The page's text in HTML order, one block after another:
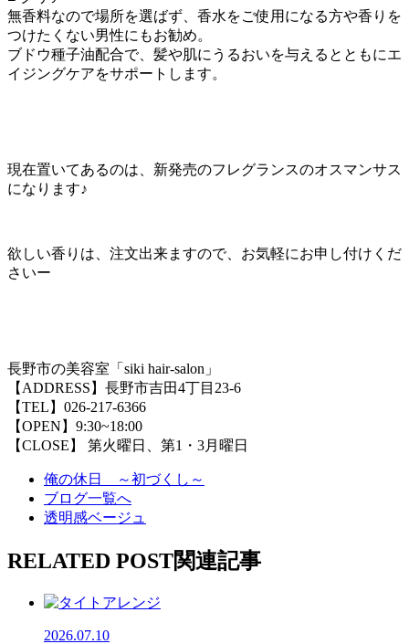
無香料なので場所を選ばず、香水をご使用になる方や香りを
つけたくない男性にもお勧め。
ブドウ種子油配合で、髪や肌にうるおいを与えるとともにエ
イジングケアをサポートします。
現在置いてあるのは、新発売のフレグランスのオスマンサス
になります♪
欲しい香りは、注文出来ますので、お気軽にお申し付けくだ
さいー
長野市の美容室「siki hair-salon」
【ADDRESS】長野市吉田4丁目23-6
【TEL】026-217-6366
【OPEN】9:30~18:00
【CLOSE】 第火曜日、第1・3月曜日
俺の休日 ～初づくし～
ブログ一覧へ
透明感ベージュ
RELATED POST関連記事
2026.07.10